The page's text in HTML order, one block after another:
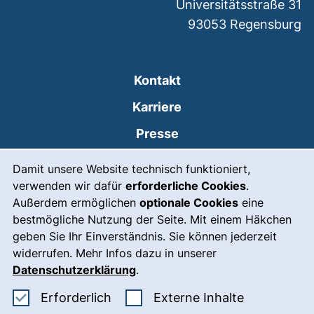
Damit unsere Website technisch funktioniert,
verwenden wir dafür erforderliche Cookies.
Außerdem ermöglichen optionale Cookies eine
bestmögliche Nutzung der Seite. Mit einem Häkchen
geben Sie Ihr Einverständnis. Sie können jederzeit
widerrufen. Mehr Infos dazu in unserer
Datenschutzerklärung.
Erforderlich Erforderliche Cookies akzeptieren
Externe Inhalte: Externe
Kontakt
Karriere
Presse
Leichte Sprache
Gebärdensprache
Notfall(externer Link, öffnet
Impressum
Barrierefreiheit
Universitätsstraße 31
93053 Regensburg